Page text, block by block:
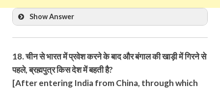
Show Answer
18. चीन से भारत में प्रवेश करने के बाद और बंगाल की खाड़ी में गिरने से
पहले, ब्रह्मपुत्र किस देश में बहती है?
[After entering India from China, through which